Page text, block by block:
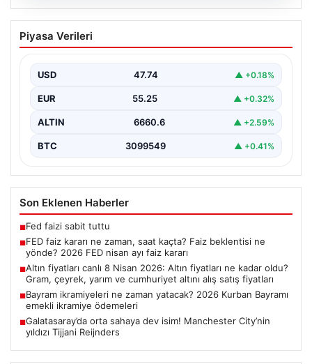
07.08.2026
FED faiz kararı ne zaman, saat kaçta?
Faiz beklentisi ne yönde? 2026 FED
Piyasa Verileri
USD 47.74 ▲ +0.18%
EUR 55.25 ▲ +0.32%
ALTIN 6660.6 ▲ +2.59%
BTC 3099549 ▲ +0.41%
Son Eklenen Haberler
■Fed faizi sabit tuttu
■FED faiz kararı ne zaman, saat kaçta? Faiz beklentisi ne
yönde? 2026 FED nisan ayı faiz kararı
■Altın fiyatları canlı 8 Nisan 2026: Altın fiyatları ne kadar oldu?
Gram, çeyrek, yarım ve cumhuriyet altını alış satış fiyatları
■Bayram ikramiyeleri ne zaman yatacak? 2026 Kurban Bayramı
emekli ikramiye ödemeleri
■Galatasaray’da orta sahaya dev isim! Manchester City’nin
yıldızı Tijjani Reijnders